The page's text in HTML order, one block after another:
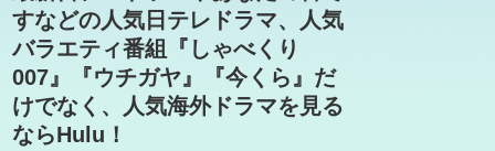
すなどの人気日テレドラマ、人気
バラエティ番組『しゃべくり
007』『ウチガヤ』『今くら』だ
けでなく、人気海外ドラマを見る
ならHulu！